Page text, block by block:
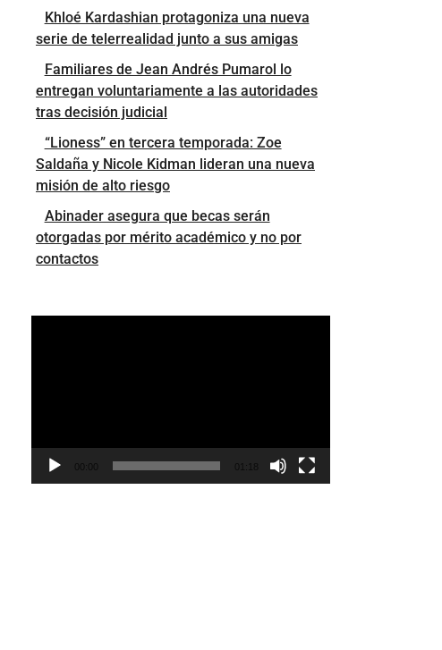
Khloé Kardashian protagoniza una nueva
serie de telerrealidad junto a sus amigas
Familiares de Jean Andrés Pumarol lo
entregan voluntariamente a las autoridades
tras decisión judicial
“Lioness” en tercera temporada: Zoe
Saldaña y Nicole Kidman lideran una nueva
misión de alto riesgo
Abinader asegura que becas serán
otorgadas por mérito académico y no por
contactos
00:00 01:18